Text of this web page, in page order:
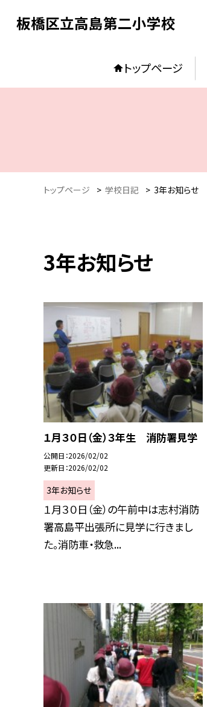
板橋区立高島第二小学校
トップページ
トップページ > 学校日記 > 3年お知らせ
3年お知らせ
１月３０日（金）３年生 消防署見学
公開日 2026/02/02
更新日 2026/02/02
3年お知らせ
１月３０日（金）の午前中は志村消防
署高島平出張所に見学に行きまし
た。消防車・救急...